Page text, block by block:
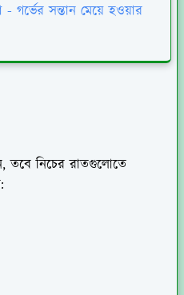
গর্ভের সন্তান মেয়ে হওয়ার
তবে নিচের রাতগুলোতে